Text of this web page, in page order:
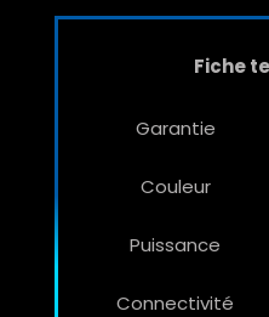
Fiche
Garantie
Couleur
Puissance
Connectivité